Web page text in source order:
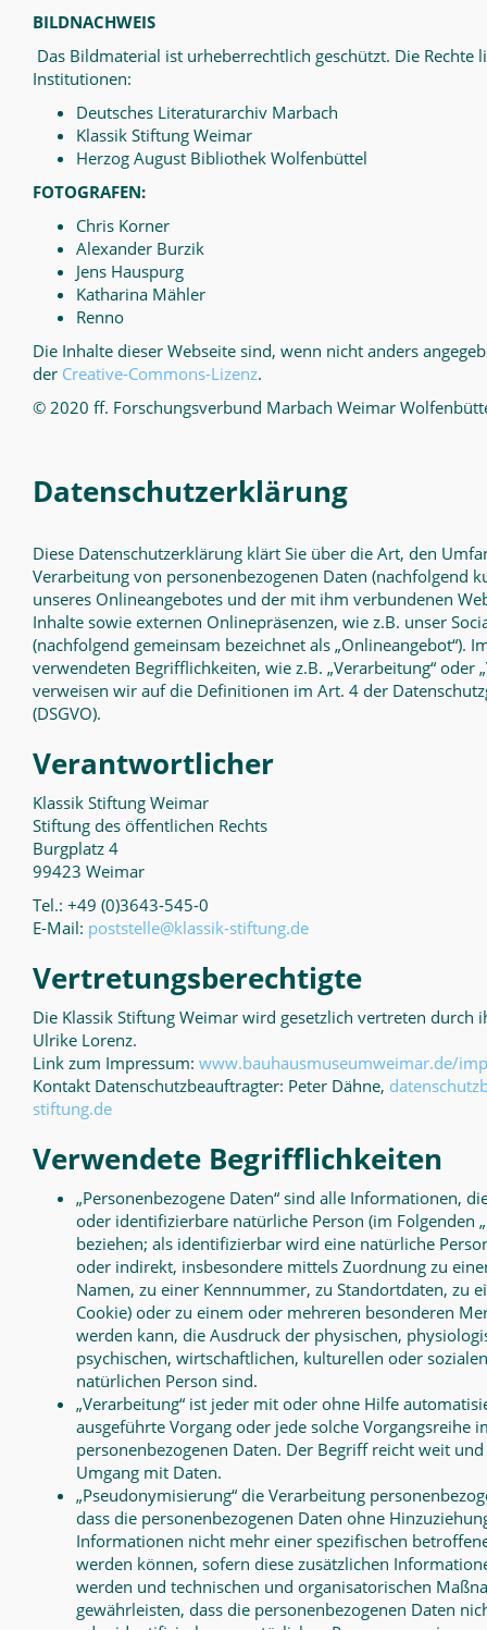
BILDNACHWEIS
Das Bildmaterial ist urheberrechtlich geschützt. Die Rechte
Institutionen:
Deutsches Literaturarchiv Marbach
Klassik Stiftung Weimar
Herzog August Bibliothek Wolfenbüttel
FOTOGRAFEN:
Chris Korner
Alexander Burzik
Jens Hauspurg
Katharina Mähler
Renno
Die Inhalte dieser Webseite sind, wenn nicht anders
der Creative-Commons-Lizenz.
© 2020 ff. Forschungsverbund Marbach Weimar
Datenschutzerklärung
Diese Datenschutzerklärung klärt Sie über die Art, den
Verarbeitung von personenbezogenen Daten (nachfolgend
unseres Onlineangebotes und der mit ihm verbundenen
Inhalte sowie externen Onlinepräsenzen, wie z.B. unser
(nachfolgend gemeinsam bezeichnet als „Onlineangebot“).
verwendeten Begrifflichkeiten, wie z.B. „Verarbeitung“ oder
verweisen wir auf die Definitionen im Art. 4 der
(DSGVO).
Verantwortlicher
Klassik Stiftung Weimar
Stiftung des öffentlichen Rechts
Burgplatz 4
99423 Weimar
Tel.: +49 (0)3643-545-0
E-Mail: poststelle@klassik-stiftung.de
Vertretungsberechtigte
Die Klassik Stiftung Weimar wird gesetzlich vertreten durch
Ulrike Lorenz.
Link zum Impressum: www.bauhausmuseumweimar.de/
Kontakt Datenschutzbeauftragter: Peter Dähne,
stiftung.de
Verwendete Begrifflichkeiten
„Personenbezogene Daten“ sind alle Informationen,
oder identifizierbare natürliche Person (im Folgenden
beziehen; als identifizierbar wird eine natürliche
oder indirekt, insbesondere mittels Zuordnung zu
Namen, zu einer Kennnummer, zu Standortdaten, zu
Cookie) oder zu einem oder mehreren besonderen
werden kann, die Ausdruck der physischen,
psychischen, wirtschaftlichen, kulturellen oder
natürlichen Person sind.
„Verarbeitung“ ist jeder mit oder ohne Hilfe
ausgeführte Vorgang oder jede solche Vorgangsreihe
personenbezogenen Daten. Der Begriff reicht weit
Umgang mit Daten.
„Pseudonymisierung“ die Verarbeitung
dass die personenbezogenen Daten ohne
Informationen nicht mehr einer spezifischen
werden können, sofern diese zusätzlichen
werden und technischen und organisatorischen
gewährleisten, dass die personenbezogenen Daten